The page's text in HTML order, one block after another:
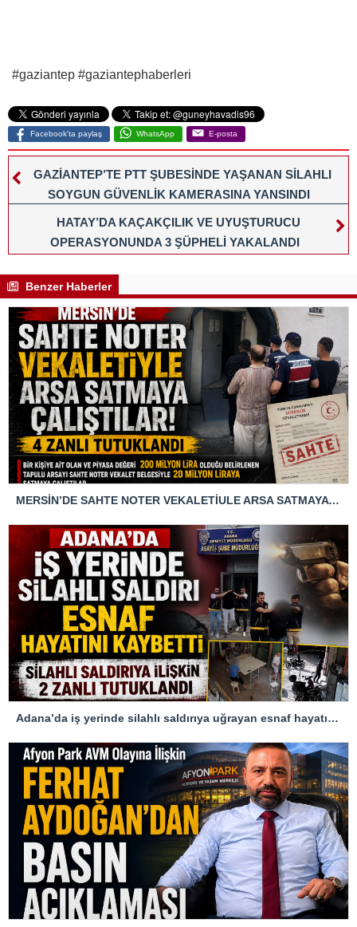
#gaziantep #gaziantephaberleri
Facebook'ta paylaş WhatsApp E-posta
GAZİANTEP’TE PTT ŞUBESİNDE YAŞANAN SİLAHLI
SOYGUN GÜVENLİK KAMERASINA YANSINDI
HATAY’DA KAÇAKÇILIK VE UYUŞTURUCU
OPERASYONUNDA 3 ŞÜPHELİ YAKALANDI
Benzer Haberler
MERSİN’DE SAHTE NOTER VEKALETİULE ARSA SATMAYA ÇALIŞTIRLAR
Adana’da iş yerinde silahlı saldırıya uğrayan esnaf hayatını kaybetti